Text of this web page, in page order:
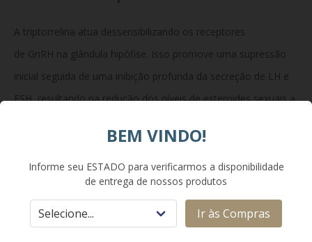
A triptorrelina atua dessensibilizando os receptores
de GnRH na glândula hipófise. Isso promove uma supressão
inicial seguida de uma inibição profunda da secreção de LH e
FSH, resultando na redução dos níveis de esteroides sexuais a
inibe a progressão de tecidos tumorais ou a atividade
proliferativa de doenças ginecológicas sensíveis a hormônios.
Composição:
BEM VINDO!
Informe seu ESTADO para verificarmos a disponibilidade
de entrega de nossos produtos
Ir às Compras